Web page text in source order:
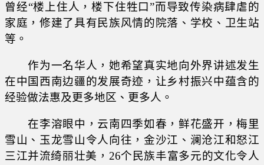
曾经“楼上住人，楼下住牲口”而导致传染病肆虐的
家庭，修建了具有民族风情的院落、学校、卫生站
等。
作为一名华人，她希望真实地向外界讲述发生
在中国西南边疆的发展奇迹，让乡村振兴中蕴含的
经验做法惠及更多地区、更多人。
在李溶眼中，云南四季如春，鲜花盛开，梅里
雪山、玉龙雪山令人向往，金沙江、澜沧江和怒江
三江并流绮丽壮美，26个民族丰富多元的文化令人